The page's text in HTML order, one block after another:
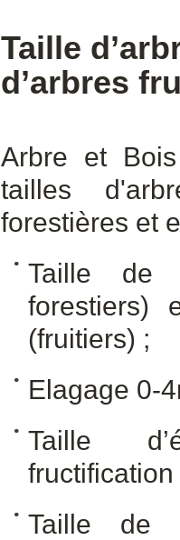
Taille
d’arbres
Arbre et
tailles
forestières et
Taille de
forestiers)
(fruitiers) ;
Elagage 0-
Taille
Taille de